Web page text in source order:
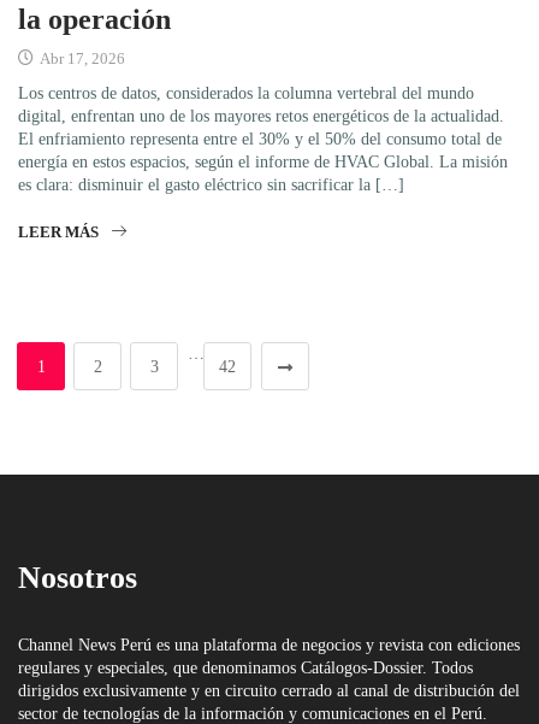
la operación
Abr 17, 2026
Los centros de datos, considerados la columna vertebral del mundo
digital, enfrentan uno de los mayores retos energéticos de la actualidad.
El enfriamiento representa entre el 30% y el 50% del consumo total de
energía en estos espacios, según el informe de HVAC Global. La misión
es clara: disminuir el gasto eléctrico sin sacrificar la […]
LEER MÁS
1 2 3 42
Nosotros
Channel News Perú es una plataforma de negocios y revista con ediciones
regulares y especiales, que denominamos Catálogos-Dossier. Todos
dirigidos exclusivamente y en circuito cerrado al canal de distribución del
sector de tecnologías de la información y comunicaciones en el Perú.